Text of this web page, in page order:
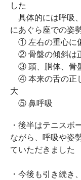
した
具体的には呼吸
にあぐら座での姿
① 左右の重心に
② 骨盤の傾斜は
③ 頭、胴体、骨
④ 本来の舌の正
大
⑤ 鼻呼吸
・後半はテニスボ
ながら、呼吸や姿
ていただきました
・今後も引き続き